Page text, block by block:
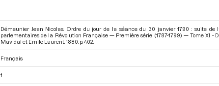
Démeunier Jean Nicolas. Ordre du jour de la séance du 30 janvier 1790 : suite
parlementaires de la Révolution Française — Première série (1787-1799) — Tome XI -
Mavidal et Emile Laurent. 1880. p. 402.
Français
1